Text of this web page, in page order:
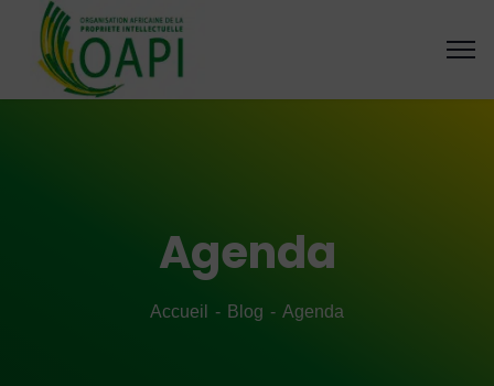
Agenda
Accueil Blog Agenda